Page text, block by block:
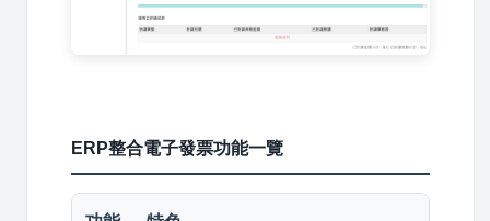
ERP整合電子發票功能一覽